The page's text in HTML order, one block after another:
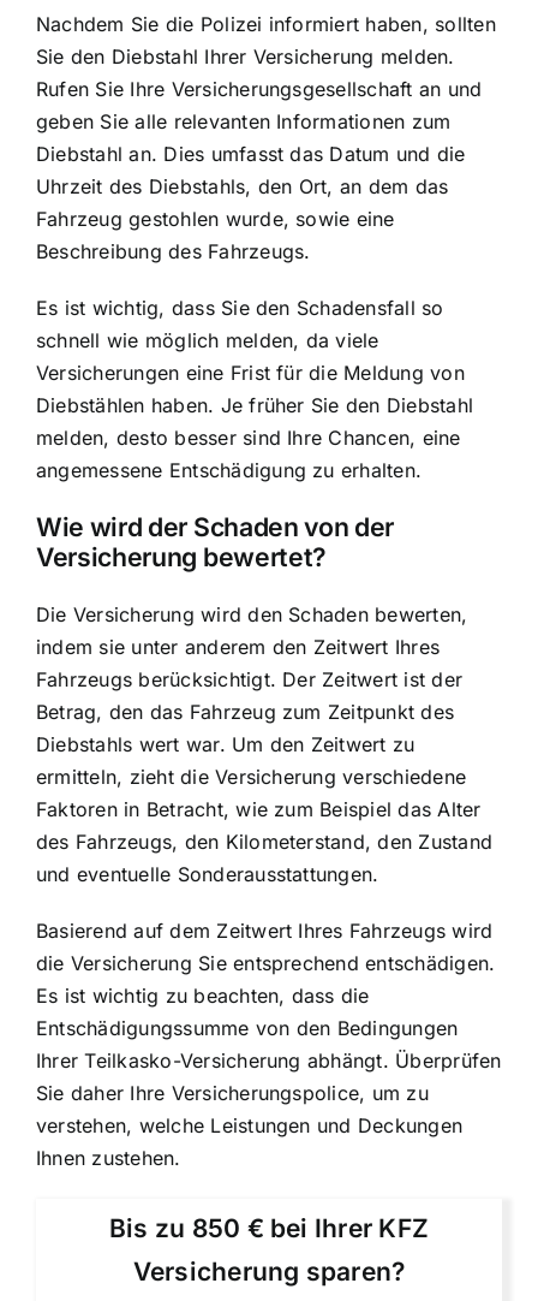
Nachdem Sie die Polizei informiert haben, sollten
Sie den Diebstahl Ihrer Versicherung melden.
Rufen Sie Ihre Versicherungsgesellschaft an und
geben Sie alle relevanten Informationen zum
Diebstahl an. Dies umfasst das Datum und die
Uhrzeit des Diebstahls, den Ort, an dem das
Fahrzeug gestohlen wurde, sowie eine
Beschreibung des Fahrzeugs.
Es ist wichtig, dass Sie den Schadensfall so
schnell wie möglich melden, da viele
Versicherungen eine Frist für die Meldung von
Diebstählen haben. Je früher Sie den Diebstahl
melden, desto besser sind Ihre Chancen, eine
angemessene Entschädigung zu erhalten.
Wie wird der Schaden von der
Versicherung bewertet?
Die Versicherung wird den Schaden bewerten,
indem sie unter anderem den Zeitwert Ihres
Fahrzeugs berücksichtigt. Der Zeitwert ist der
Betrag, den das Fahrzeug zum Zeitpunkt des
Diebstahls wert war. Um den Zeitwert zu
ermitteln, zieht die Versicherung verschiedene
Faktoren in Betracht, wie zum Beispiel das Alter
des Fahrzeugs, den Kilometerstand, den Zustand
und eventuelle Sonderausstattungen.
Basierend auf dem Zeitwert Ihres Fahrzeugs wird
die Versicherung Sie entsprechend entschädigen.
Es ist wichtig zu beachten, dass die
Entschädigungssumme von den Bedingungen
Ihrer Teilkasko-Versicherung abhängt. Überprüfen
Sie daher Ihre Versicherungspolice, um zu
verstehen, welche Leistungen und Deckungen
Ihnen zustehen.
Bis zu 850 € bei Ihrer KFZ
Versicherung sparen?